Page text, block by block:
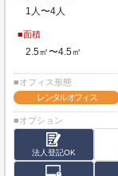
1人〜4人
■面積
2.5㎡〜4.5㎡
■オフィス形態
レンタルオフィス
■オプション
法人登記OK